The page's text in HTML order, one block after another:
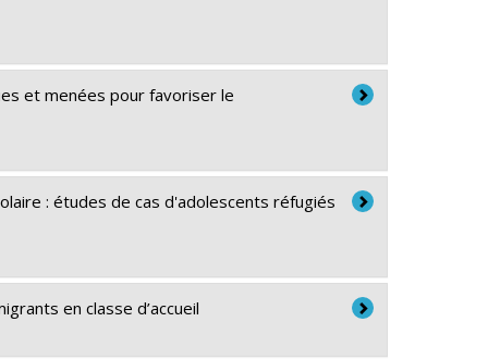
et menées pour favoriser le
: études de cas d'adolescents réfugiés
en classe d’accueil